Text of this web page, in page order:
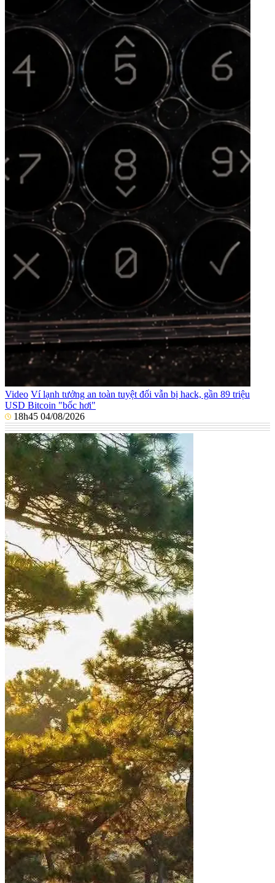
Video Ví lạnh tưởng an toàn tuyệt đối vẫn bị hack, gần 89 triệu
USD Bitcoin "bốc hơi"
18h45 04/08/2026